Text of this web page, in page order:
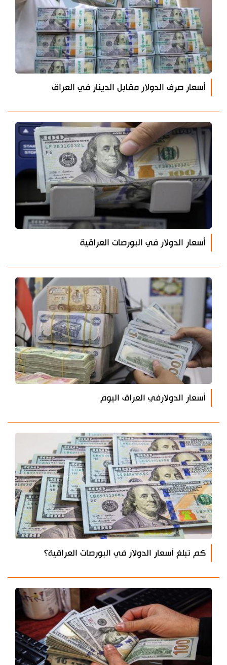
أسعار صرف الدولار مقابل الدينار في العراق
أسعار الدولار في البورصات العراقية
أسعار الدولارفي العراق اليوم
كم تبلغ أسعار الدولار في البورصات العراقية؟